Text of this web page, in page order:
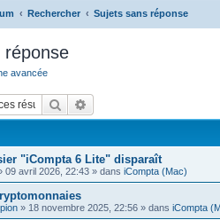
Rechercher Sujets sans réponse
réponse
avancée
Rechercher
"iCompta 6 Lite" disparaît
09 avril 2026, 22:43 » dans iCompta (Mac)
» 18 novembre 2025, 22:56 » dans iCompta